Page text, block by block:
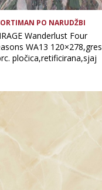
PO NARUDŽBI
Wanderlust Four
WA13 120×278,gres
pločica,retificirana,sjaj